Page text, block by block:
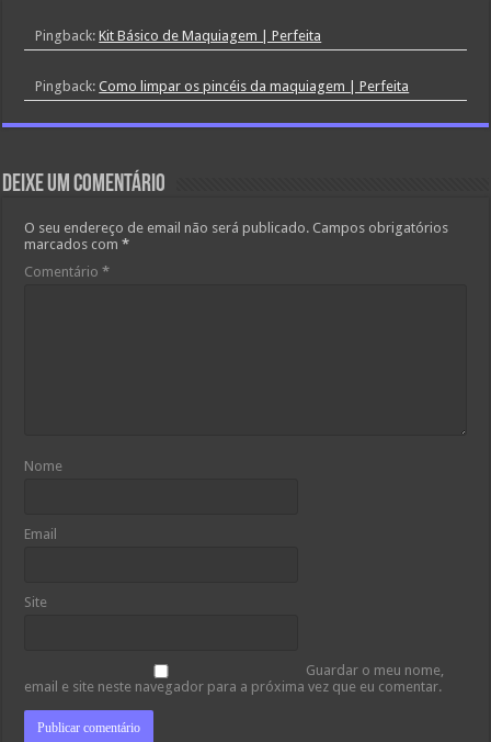
Pingback:Kit Básico de Maquiagem | Perfeita
Pingback:Como limpar os pincéis da maquiagem | Perfeita
Deixe um comentário
O seu endereço de email não será publicado. Campos obrigatórios
marcados com*
Comentário*
Nome
Email
Site
Guardar o meu nome,
email e site neste navegador para a próxima vez que eu comentar.